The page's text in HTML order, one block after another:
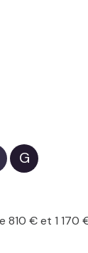
G
€ et 1 170